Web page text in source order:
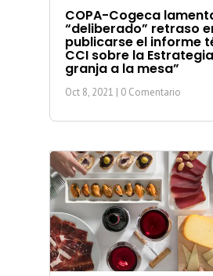
COPA-Cogeca
“deliberado” retraso
publicarse el informe
CCI sobre la
granja a la mesa”
Oct 8, 2021 | 0 Comentario